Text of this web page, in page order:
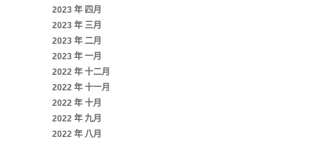
2023 年 四月
2023 年 三月
2023 年 二月
2023 年 一月
2022 年 十二月
2022 年 十一月
2022 年 十月
2022 年 九月
2022 年 八月